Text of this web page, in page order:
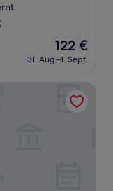
Der
Preis
beträgt
122 €
31. Aug.–1. Sept.